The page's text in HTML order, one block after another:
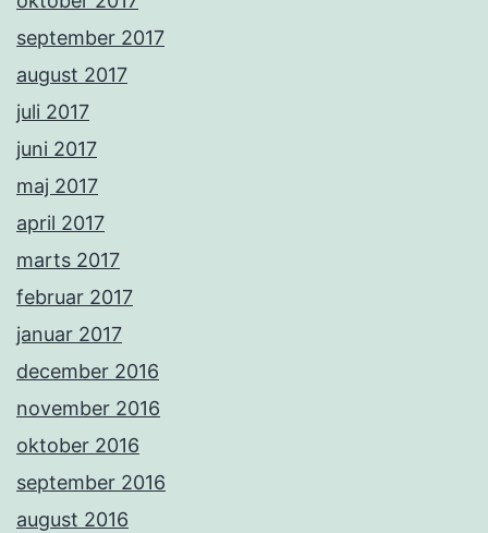
september 2017
august 2017
juli 2017
juni 2017
maj 2017
april 2017
marts 2017
februar 2017
januar 2017
december 2016
november 2016
oktober 2016
september 2016
august 2016